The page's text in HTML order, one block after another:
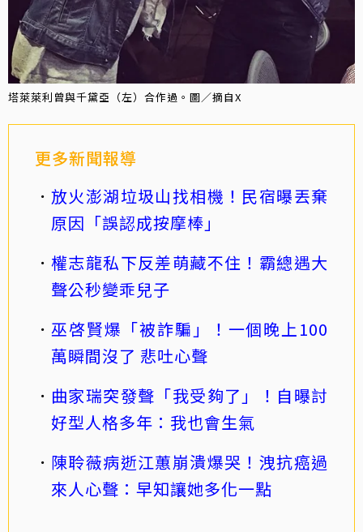
塔萊萊利曾與千黛亞（左）合作過。圖／摘自X
更多新聞報導
放火澎湖垃圾山找相機！民宿曝丟棄
原因「誤認成按摩棒」
權志龍私下反差萌藏不住！霸總遇大
聲公秒變乖兒子
巫啓賢爆「被詐騙」！一個晚上100
萬瞬間沒了 悲吐心聲
曲家瑞突發聲「我受夠了」！自曝討
好型人格多年：我也會生氣
陳聆薇病逝江蕙崩潰爆哭！洩抗癌過
來人心聲：早知讓她多化一點